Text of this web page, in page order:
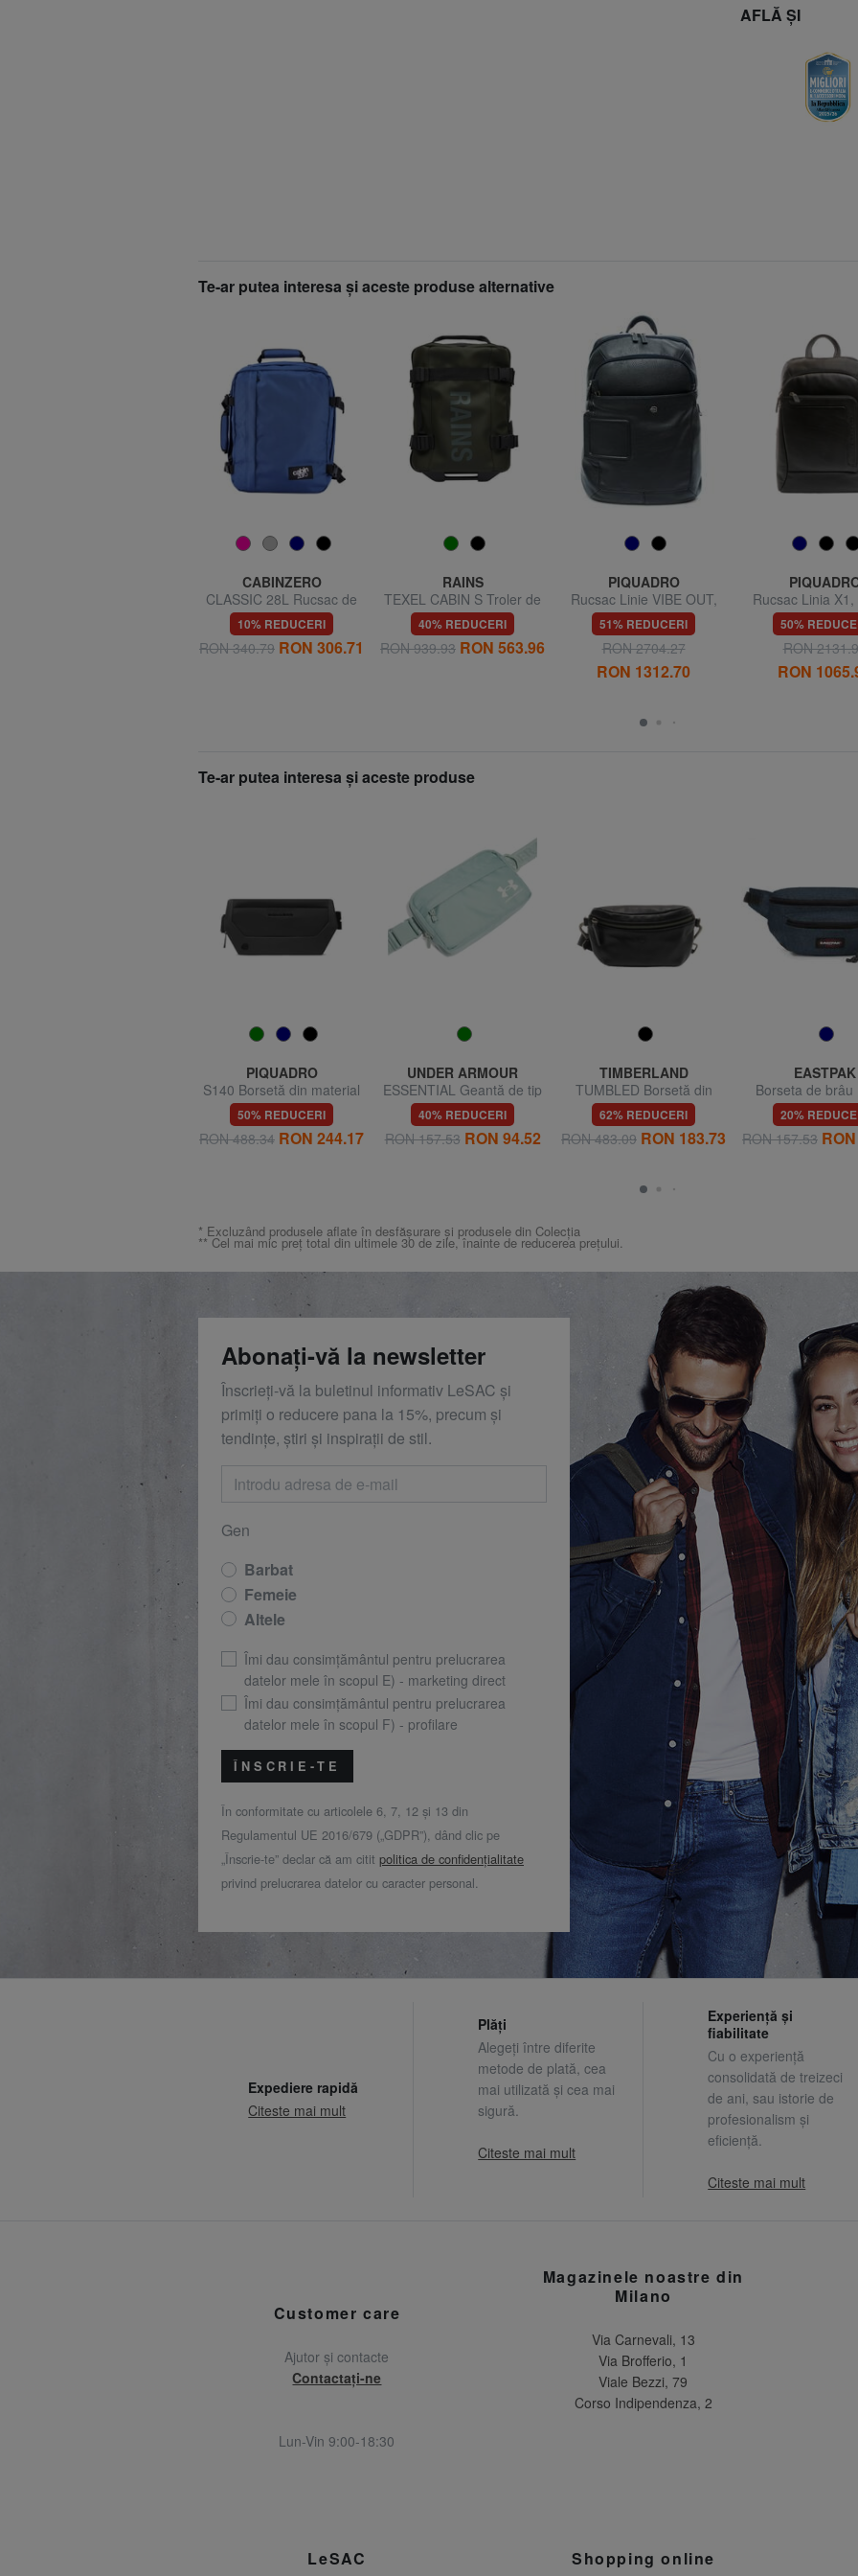
AFLĂ ȘI
Te-ar putea interesa şi aceste produse alternative
CABINZERO
CLASSIC 28L Rucsac de
călătorie Underseater
10% REDUCERI
RON 340.79 RON 306.71
RAINS
TEXEL CABIN S Troler de
cabină sub scaun
40% REDUCERI
RON 939.93 RON 563.96
PIQUADRO
Rucsac Linie VIBE OUT,
port de 15,6 "pentru PC
51% REDUCERI
RON 2704.27
RON 1312.70
Rucsac Linia
laptopuri de
50%
RON
RON
Te-ar putea interesa şi aceste produse
PIQUADRO
S140 Borsetă din material
reciclat
50% REDUCERI
RON 488.34 RON 244.17
UNDER ARMOUR
ESSENTIAL Geantă de tip
borsetă impermeabilă
40% REDUCERI
RON 157.53 RON 94.52
TIMBERLAND
TUMBLED Borsetă din
piele
62% REDUCERI
RON 483.09 RON 183.73
EASTPAK
Borseta de brâu
DOGGY
20%
RON 157.53
* Excluzând produsele aflate în desfășurare și produsele din Colecția
** Cel mai mic preț total din ultimele 30 de zile, înainte de reducerea prețului.
Abonați-vă la newsletter
Înscrieți-vă la buletinul informativ LeSAC și
primiți o reducere pana la 15%, precum și
tendințe, știri și inspirații de stil.
Gen
Barbat
Femeie
Altele
Îmi dau consimțământul pentru prelucrarea
datelor mele în scopul E) - marketing direct
Îmi dau consimțământul pentru prelucrarea
datelor mele în scopul F) - profilare
ÎNSCRIE-TE
În conformitate cu articolele 6, 7, 12 și 13 din
Regulamentul UE 2016/679 („GDPR”), dând clic pe
„Înscrie-te” declar că am citit politica de confidențialitate
privind prelucrarea datelor cu caracter personal.
Expediere rapidă
Citeste mai mult
Plăți
Alegeți între diferite
metode de plată, cea
mai utilizată și cea mai
sigură.
Citeste mai mult
Experiență și
fiabilitate
Cu o experiență
consolidată de treizeci
de ani, sau istorie de
profesionalism și
eficiență.
Citeste mai mult
Customer care
Ajutor și contacte
Contactați-ne
Lun-Vin 9:00-18:30
Magazinele noastre din
Milano
Via Carnevali, 13
Via Brofferio, 1
Viale Bezzi, 79
Corso Indipendenza, 2
LeSAC Shopping online